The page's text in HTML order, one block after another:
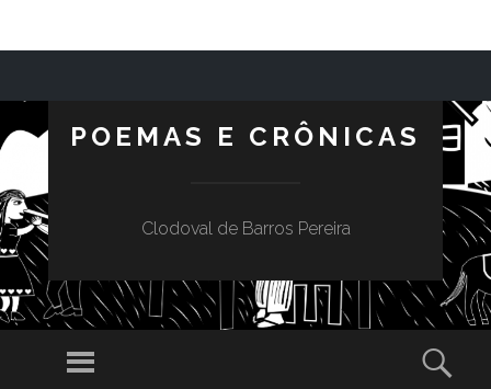
POEMAS E CRÔNICAS
Clodoval de Barros Pereira
Menu